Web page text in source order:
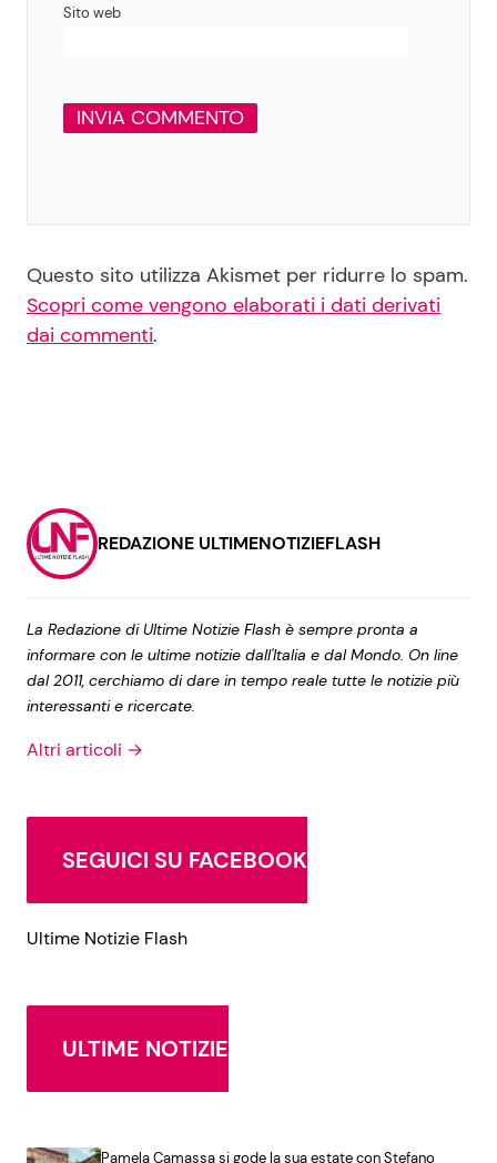
Sito web
Questo sito utilizza Akismet per ridurre lo spam.
Scopri come vengono elaborati i dati derivati
dai commenti.
REDAZIONE ULTIMENOTIZIEFLASH
La Redazione di Ultime Notizie Flash è sempre pronta a
informare con le ultime notizie dall'Italia e dal Mondo. On line
dal 2011, cerchiamo di dare in tempo reale tutte le notizie più
interessanti e ricercate.
Altri articoli →
SEGUICI SU FACEBOOK
Ultime Notizie Flash
ULTIME NOTIZIE
Pamela Camassa si gode la sua estate con Stefano